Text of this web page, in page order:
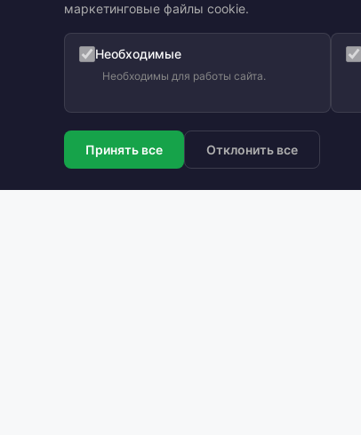
маркетинговые файлы cookie.
Необходимые
Необходимы для работы сайта.
Принять все Отклонить все